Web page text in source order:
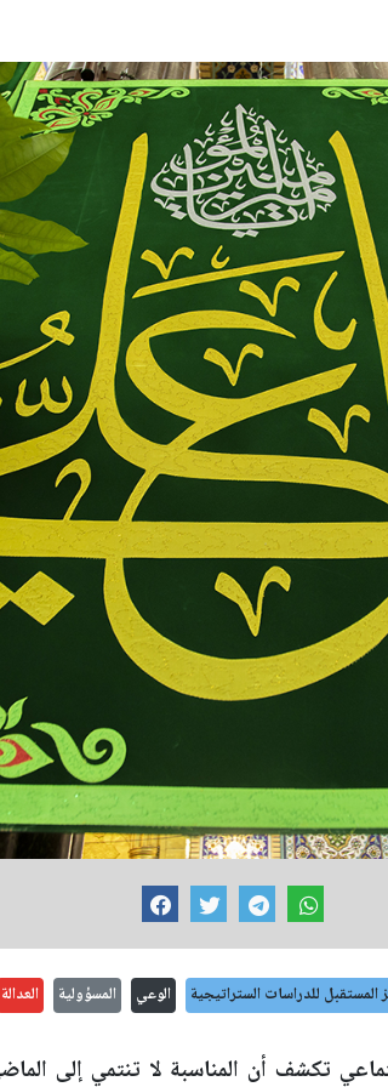
المستقبل للدراسات الستراتيجية الوعي المسؤولية العدالة
تكشف أن المناسبة لا تنتمي إلى